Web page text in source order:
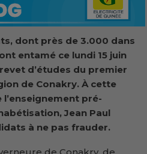
dont près de 3.000 dans
entamé ce lundi 15 juin
d’études du premier
de Conakry. À cette
enseignement pré-
, Jean Paul
à ne pas frauder.